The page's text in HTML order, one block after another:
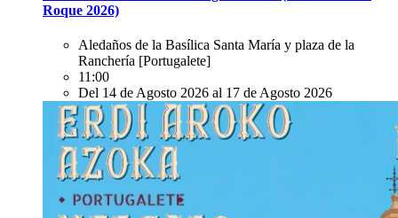
Roque 2026)
Aledaños de la Basílica Santa María y plaza de la
Ranchería [Portugalete]
11:00
Del 14 de Agosto 2026 al 17 de Agosto 2026